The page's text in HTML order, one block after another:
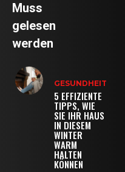
Muss
gelesen
werden
GESUNDHEIT
5 EFFIZIENTE
TIPPS, WIE
SIE IHR HAUS
IN DIESEM
WINTER
WARM
HALTEN
KÖNNEN